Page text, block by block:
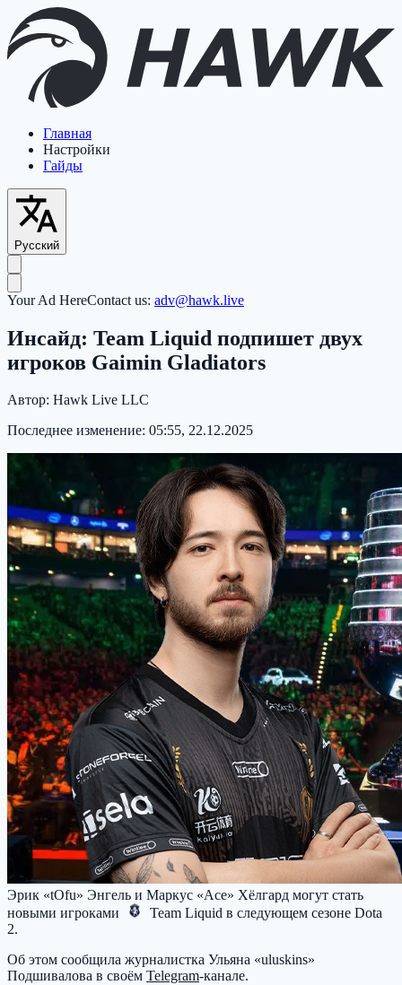
Главная
Настройки
Гайды
Русский
Your Ad HereContact us: adv@hawk.live
Инсайд: Team Liquid подпишет двух
игроков Gaimin Gladiators
Автор: Hawk Live LLC
Последнее изменение: 05:55, 22.12.2025
Эрик «tOfu» Энгель и Маркус «Ace» Хёлгард могут стать
новыми игроками
Team Liquid в следующем сезоне Dota
2.
Об этом сообщила журналистка Ульяна «uluskins»
Подшивалова в своём Telegram-канале.